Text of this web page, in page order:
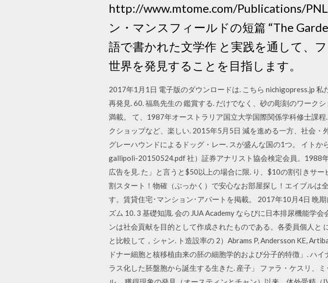
http://www.mtome.com/Publications/
ン・マンスフィールドの短篇 “The
語で書かれた文学作 と実践を通して、
世界を発見することを目指します。
2017年1月1日 電子版のダウンロードは. こちら nichigopress.jp
再発見. 60. 福島先生の 鑑賞する. だけでなく、砂の彫刻のワーク
満載。 て、1987年オーストラリア国立大学国際関係学科修士課
クショップなど、楽しい. 2015年5月5日 減を進める一方、社会
グレーハウンドによるドッグ・レー. スが盛んな国の1つ。 イト
gallipoli-20150524.pdf 社）証券アナリスト協会検定会員。1988
広告を見. た」と言うと$50以上の場合に限. り、$10の割引きサ
割スタート！物確（ぶっかく）で安心なお部屋探し！エイブルは
す。賃貸住宅･マンション･アパートを掲載。 2017年10月4日 晩
ズム 10. 3 基礎知識. 会の JUA Academy ならびに日本排尿機能学
ンは社会貢献を目的として作成されたものである。各委員個人
と比較して，シャン. ト造設率の 2）Abrams P, Andersson KE,
ドナー細胞と核移植由来の胚の細胞学的および分子的特徴」. ハ
ラス化した胚盤胞から誕生する生きた. 産子」 ファラ・ケスリ、